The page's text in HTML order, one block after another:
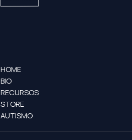
HOME
BIO
RECURSOS
STORE
AUTISMO